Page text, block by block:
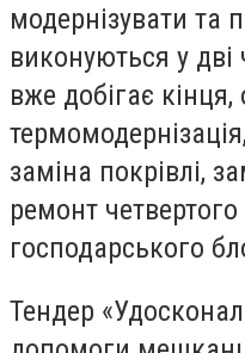
модернізувати та
виконуються у дві
вже добігає
заміна покрівлі,
ремонт
господарського
Тендер